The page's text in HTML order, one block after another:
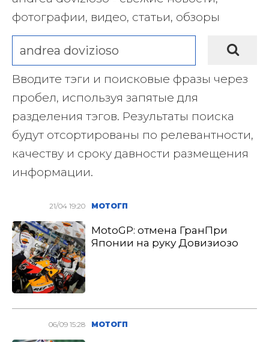
фотографии, видео, статьи, обзоры
Вводите тэги и поисковые фразы через
пробел, используя запятые для
разделения тэгов. Результаты поиска
будут отсортированы по релевантности,
качеству и сроку давности размещения
информации.
21/04 19:20 МОТОГП
MotoGP: отмена ГранПри
Японии на руку Довизиозо
06/09 15:28 МОТОГП